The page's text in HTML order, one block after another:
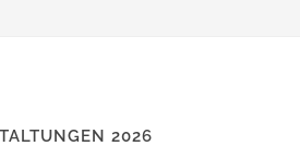
2026